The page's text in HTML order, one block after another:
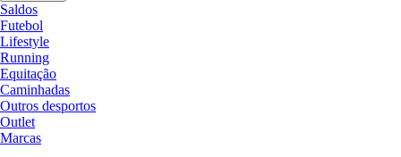
Saldos
Futebol
Lifestyle
Running
Equitação
Caminhadas
Outros desportos
Outlet
Marcas